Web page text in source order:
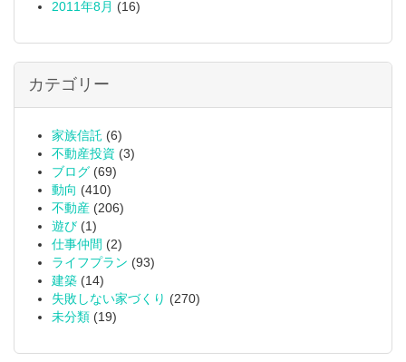
2011年8月 (16)
カテゴリー
家族信託 (6)
不動産投資 (3)
ブログ (69)
動向 (410)
不動産 (206)
遊び (1)
仕事仲間 (2)
ライフプラン (93)
建築 (14)
失敗しない家づくり (270)
未分類 (19)